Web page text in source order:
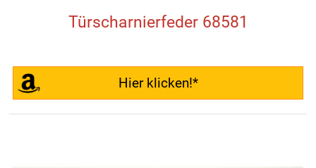
Türscharnierfeder 68581
Hier klicken!*